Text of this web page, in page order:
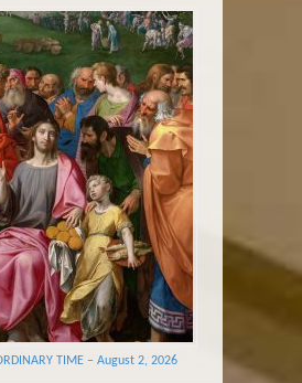
TIME – August 2, 2026